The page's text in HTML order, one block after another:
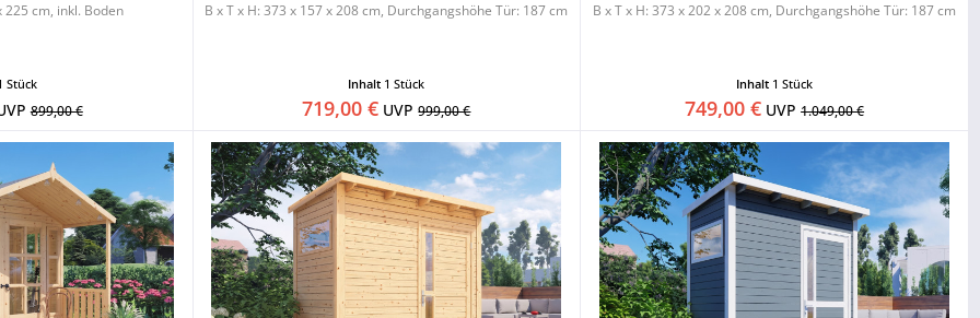
225 cm, inkl. Boden
Stück
899,00 €
B x T x H: 373 x 157 x 208 cm, Durchgangshöhe Tür: 187 cm
Inhalt 1 Stück
719,00 € UVP999,00 €
B x T x H: 373 x 202 x 208 cm, Durchgangshöhe Tür: 187 cm
Inhalt 1 Stück
749,00 € UVP1.049,00 €